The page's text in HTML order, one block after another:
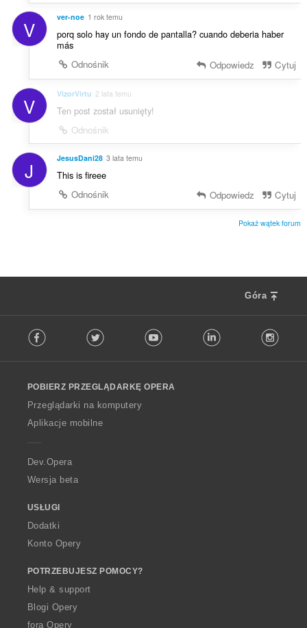
V ver-noe 1 rok temu
porq solo hay un fondo de pantalla? cuando deberia haber
más
Odnośnik
Odpowiedz Cytuj
V VizorVirtu 2 lata temu
Ten post został usunięty!
Odnośnik
J JesusDani28 3 lata temu
This is fireee
Odnośnik
Odpowiedz Cytuj
Pokaż wątek forum
Góra
o
w
O
p
a
Facebook Twitter Youtube LinkedIn
POBIERZ PRZEGLĄDARKĘ OPERA
Przeglądarki na komputery
Aplikacje mobilne
Dev.Opera
Wersja beta
USŁUGI
Dodatki
Konto Opery
POTRZEBUJESZ POMOCY?
Help & support
Blogi Opery
fora Opery